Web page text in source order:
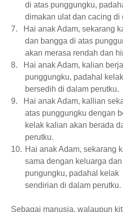
di atas punggungku,
dimakan ulat dan cacing di
7.
Hai anak Adam, sekarang
dan bangga di atas
akan merasa rendah dan
8.
Hai anak Adam, kalian
punggungku, padahal
bersedih di dalam perutku.
9.
Hai anak Adam, kallian
atas punggungku dengan
kelak kalian akan berada
perutku.
10. Hai anak Adam, sekarang
sama dengan keluarga
pungungku, padahal
sendirian di dalam perutku.
Sebagai manusia, walaupun